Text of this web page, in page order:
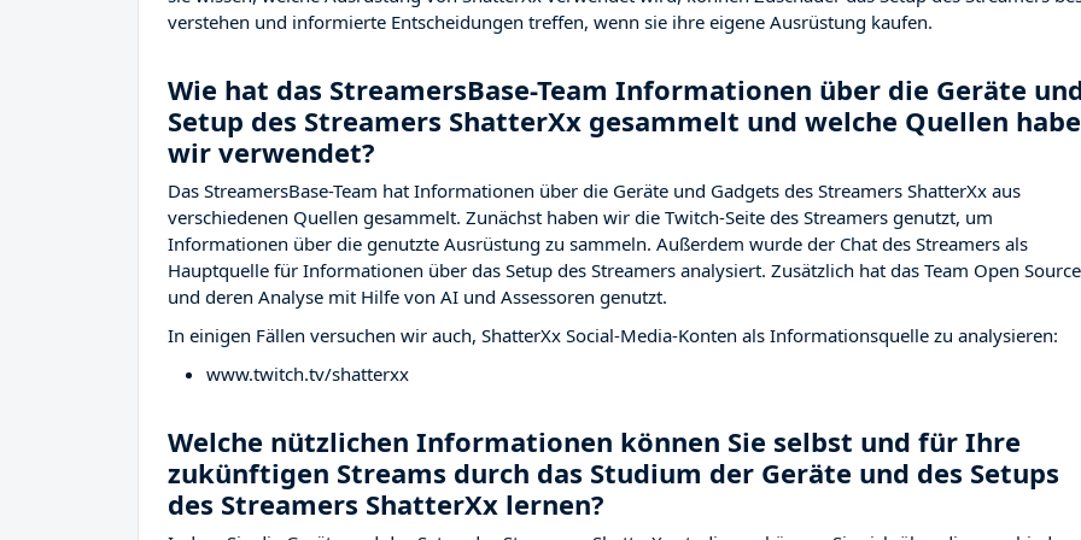
verstehen und informierte Entscheidungen treffen, wenn sie ihre eigene Ausrüstung kaufen.
Wie hat das StreamersBase-Team Informationen über die Geräte
Setup des Streamers ShatterXx gesammelt und welche Quellen
wir verwendet?
Das StreamersBase-Team hat Informationen über die Geräte und Gadgets des Streamers ShatterXx aus
verschiedenen Quellen gesammelt. Zunächst haben wir die Twitch-Seite des Streamers genutzt, um
Informationen über die genutzte Ausrüstung zu sammeln. Außerdem wurde der Chat des Streamers als
Hauptquelle für Informationen über das Setup des Streamers analysiert. Zusätzlich hat das Team Open
und deren Analyse mit Hilfe von AI und Assessoren genutzt.
In einigen Fällen versuchen wir auch, ShatterXx Social-Media-Konten als Informationsquelle zu analysieren:
www.twitch.tv/shatterxx
Welche nützlichen Informationen können Sie selbst und für Ihre
zukünftigen Streams durch das Studium der Geräte und des Setups
des Streamers ShatterXx lernen?